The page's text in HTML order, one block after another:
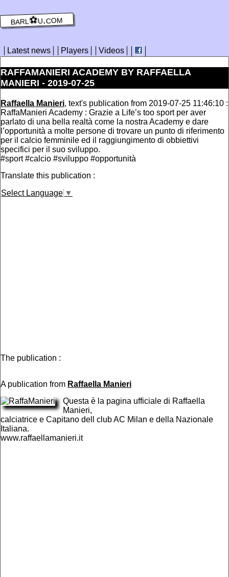
barl⚽️u.com
Latest news Players Videos
RAFFAMANIERI ACADEMY BY RAFFAELLA
MANIERI - 2019-07-25
Raffaella Manieri, text's publication from 2019-07-25 11:46:10 :
RaffaManieri Academy : Grazie a Life’s too sport per aver
parlato di una bella realtà come la nostra Academy e dare
l’opportunità a molte persone di trovare un punto di riferimento
per il calcio femminile ed il raggiungimento di obbiettivi
specifici per il suo sviluppo.
#sport #calcio #sviluppo #opportunità
Translate this publication :
Select Language ▼
The publication :
A publication from Raffaella Manieri
Questa è la pagina ufficiale di Raffaella
Manieri,
calciatrice e Capitano dell club AC Milan e della Nazionale
Italiana.
www.raffaellamanieri.it